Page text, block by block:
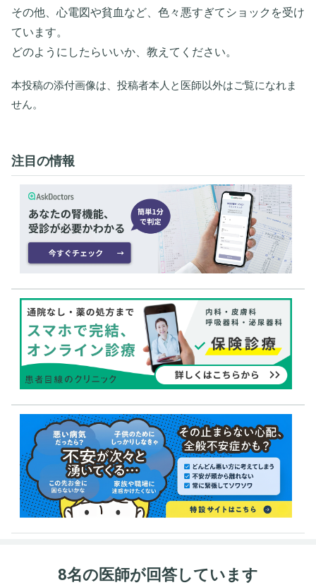
その他、心電図や貧血など、色々悪すぎてショックを受け
ています。
どのようにしたらいいか、教えてください。
本投稿の添付画像は、投稿者本人と医師以外はご覧になれま
せん。
注目の情報
8名の医師が回答しています